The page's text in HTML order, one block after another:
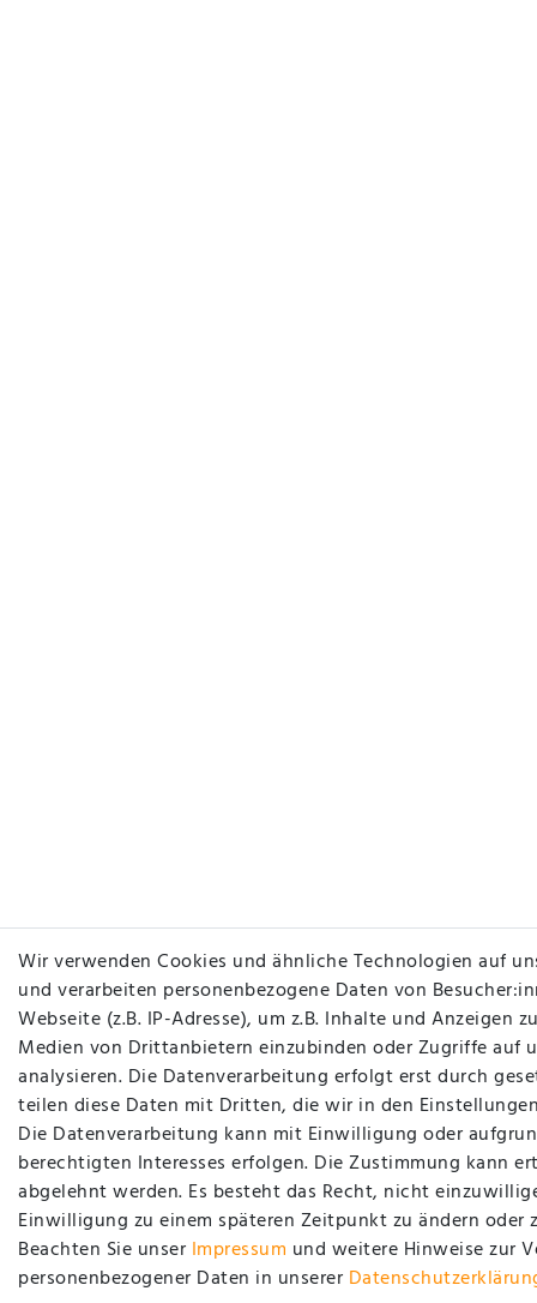
Wir verwenden Cookies und ähnliche Technologien auf
und verarbeiten personenbezogene Daten von
Webseite (z.B. IP-Adresse), um z.B. Inhalte und Anzeigen
Medien von Drittanbietern einzubinden oder Zugriffe auf
analysieren. Die Datenverarbeitung erfolgt erst durch
teilen diese Daten mit Dritten, die wir in den
Die Datenverarbeitung kann mit Einwilligung oder
berechtigten Interesses erfolgen. Die Zustimmung kann
abgelehnt werden. Es besteht das Recht, nicht
Einwilligung zu einem späteren Zeitpunkt zu ändern oder
Beachten Sie unser Impressum und weitere Hinweise zur
personenbezogener Daten in unserer